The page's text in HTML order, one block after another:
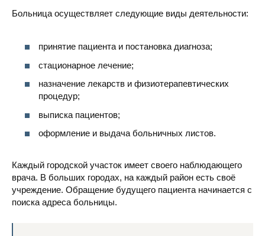
Больница осуществляет следующие виды деятельности:
принятие пациента и постановка диагноза;
стационарное лечение;
назначение лекарств и физиотерапевтических
процедур;
выписка пациентов;
оформление и выдача больничных листов.
Каждый городской участок имеет своего наблюдающего
врача. В больших городах, на каждый район есть своё
учреждение. Обращение будущего пациента начинается с
поиска адреса больницы.